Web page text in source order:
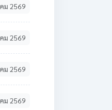
ม 2569
ม 2569
ม 2569
ม 2569